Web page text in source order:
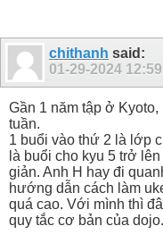
chithanh said:
01-29-2024
Gần 1 năm tập ở
tuần.
1 buổi vào thứ 2 là lớp
là buổi cho kyu 5 trở
giản. Anh H hay đi
hướng dẫn cách làm
quá cao. Với mình thì
quy tắc cơ bản của dojo.